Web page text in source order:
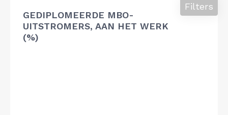
GEDIPLOMEERDE MBO-
UITSTROMERS, AAN HET WERK
(%)
Filters